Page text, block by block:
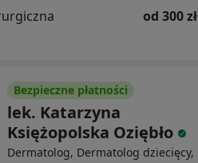
od 300 zł
Bezpieczne płatności
lek. Katarzyna
Księżopolska Oziębło
Dermatolog, Dermatolog dziecięcy,